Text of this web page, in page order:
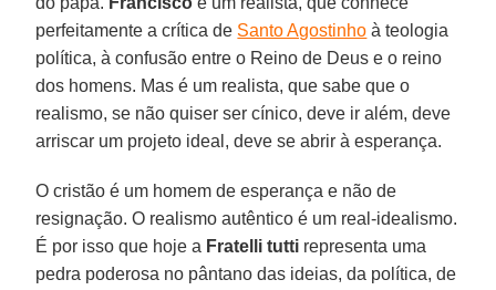
perfeitamente a crítica de Santo Agostinho à teologia
política, à confusão entre o Reino de Deus e o reino
dos homens. Mas é um realista, que sabe que o
realismo, se não quiser ser cínico, deve ir além, deve
arriscar um projeto ideal, deve se abrir à esperança.
O cristão é um homem de esperança e não de
resignação. O realismo autêntico é um real-idealismo.
É por isso que hoje a Fratelli tutti representa uma
pedra poderosa no pântano das ideias, da política, de